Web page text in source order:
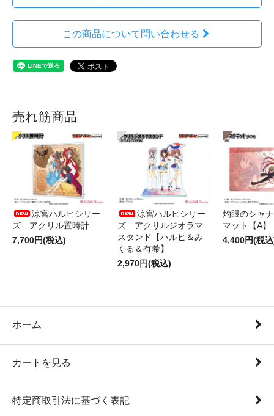
この商品について問い合わせる
売れ筋商品
涼宮ハルヒシリー
ズ アクリル置時計
7,700円(税込)
涼宮ハルヒシリー
ズ アクリルジオラマ
スタンド【ハルヒ＆み
くる＆有希】
2,970円(税込)
灼眼のシャ
マット【A】
4,400円(税
ホーム
カートを見る
特定商取引法に基づく表記